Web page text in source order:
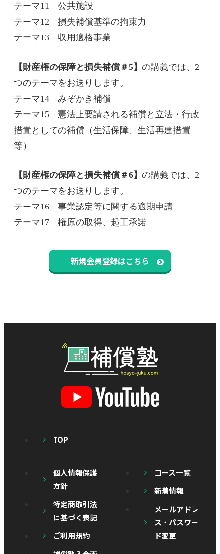
テーマ11
公共施設
テーマ12 損失補償基準の拘束力
テーマ13 収用適格事業
【財産権の保障と損失補償＃5】 の講義では、2
つのテーマをお送りします。
テーマ14 みぞかき補償
テーマ15 憲法上要請される補償と立法・行政
措置としての補償（生活保障、生活再建措置
等）
【財産権の保障と損失補償＃6】 の講義では、2
つのテーマをお送りします。
テーマ16 事業認定等に関する適期申請
テーマ17 権原の取得、起工承諾
新規会員登録はこちら
TOP
個人情報保護
方針
特定商取引法
に基づく表記
ご利用規約
コース一覧
新着情報
メールアドレ
ス・パスワー
ド変更